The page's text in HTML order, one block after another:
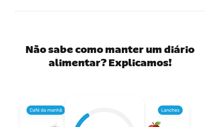
Não sabe como manter um diário
alimentar? Explicamos!